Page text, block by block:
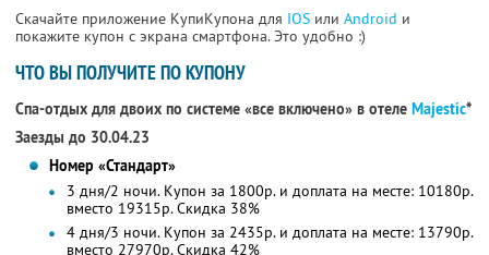
Скачайте приложение КупиКупона для IOS или Android и
покажите купон с экрана смартфона. Это удобно :)
ЧТО ВЫ ПОЛУЧИТЕ ПО КУПОНУ
Спа-отдых для двоих по системе «все включено» в отеле Majestic*
Заезды до 30.04.23
Номер «Стандарт»
3 дня/2 ночи. Купон за 1800р. и доплата на месте: 10180р.
вместо 19315р. Скидка 38%
4 дня/3 ночи. Купон за 2435р. и доплата на месте: 13790р.
вместо 27970р. Скидка 42%